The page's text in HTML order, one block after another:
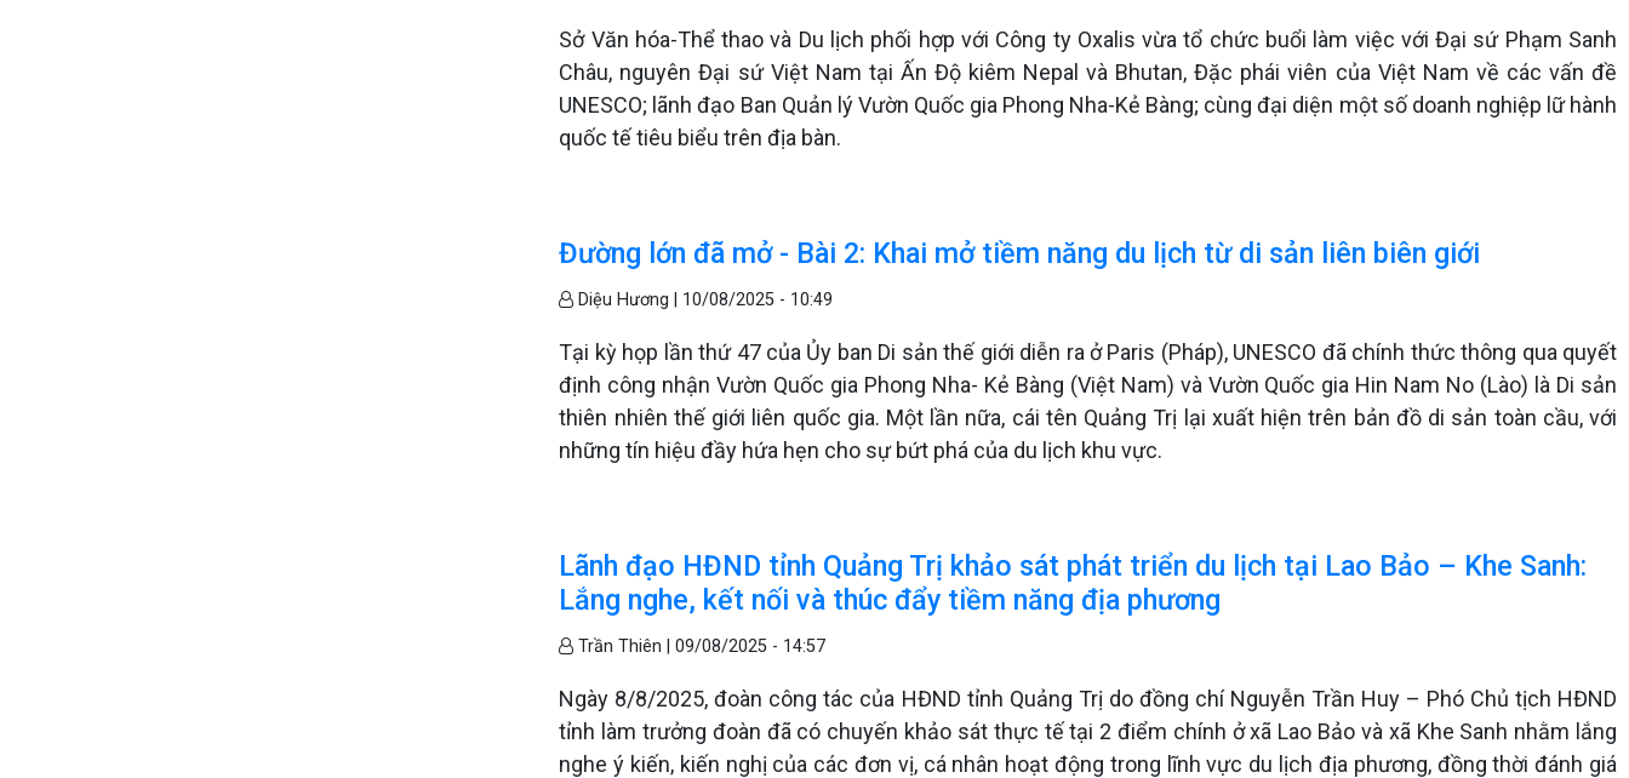
Sở Văn hóa-Thể thao và Du lịch phối hợp với Công ty Oxalis vừa tổ chức buổi làm việc với Đại sứ Phạm Sanh
Châu, nguyên Đại sứ Việt Nam tại Ấn Độ kiêm Nepal và Bhutan, Đặc phái viên của Việt Nam về các vấn đề
UNESCO; lãnh đạo Ban Quản lý Vườn Quốc gia Phong Nha-Kẻ Bàng; cùng đại diện một số doanh nghiệp lữ hành
quốc tế tiêu biểu trên địa bàn.
Đường lớn đã mở - Bài 2: Khai mở tiềm năng du lịch từ di sản liên biên giới
Diệu Hương | 10/08/2025 - 10:49
Tại kỳ họp lần thứ 47 của Ủy ban Di sản thế giới diễn ra ở Paris (Pháp), UNESCO đã chính thức thông qua quyết
định công nhận Vườn Quốc gia Phong Nha- Kẻ Bàng (Việt Nam) và Vườn Quốc gia Hin Nam No (Lào) là Di sản
thiên nhiên thế giới liên quốc gia. Một lần nữa, cái tên Quảng Trị lại xuất hiện trên bản đồ di sản toàn cầu, với
những tín hiệu đầy hứa hẹn cho sự bứt phá của du lịch khu vực.
Lãnh đạo HĐND tỉnh Quảng Trị khảo sát phát triển du lịch tại Lao Bảo – Khe Sanh:
Lắng nghe, kết nối và thúc đẩy tiềm năng địa phương
Trần Thiên |09/08/2025 - 14:57
Ngày 8/8/2025, đoàn công tác của HĐND tỉnh Quảng Trị do đồng chí Nguyễn Trần Huy – Phó Chủ tịch HĐND
tỉnh làm trưởng đoàn đã có chuyến khảo sát thực tế tại 2 điểm chính ở xã Lao Bảo và xã Khe Sanh nhằm lắng
nghe ý kiến, kiến nghị của các đơn vị, cá nhân hoạt động trong lĩnh vực du lịch địa phương, đồng thời đánh giá